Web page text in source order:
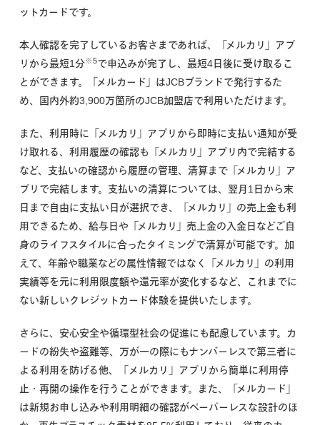
ットカードです。
本人確認を完了しているお客さまであれば、「メルカリ」アプ
リから最短1分※5で申込みが完了し、最短4日後に受け取るこ
とができます。「メルカード」はJCBブランドで発行するた
め、国内外約3,900万箇所のJCB加盟店で利用いただけます。
また、利用時に「メルカリ」アプリから即時に支払い通知が受
け取れる、利用履歴の確認も「メルカリ」アプリ内で完結する
など、支払いの確認から履歴の管理、清算まで「メルカリ」ア
プリで完結します。支払いの清算については、翌月1日から末
日まで自由に支払い日が選択でき、「メルカリ」の売上金も利
用できるため、給与日や「メルカリ」売上金の入金日などご自
身のライフスタイルに合ったタイミングで清算が可能です。加
えて、年齢や職業などの属性情報ではなく「メルカリ」の利用
実績等を元に利用限度額や還元率が変化するなど、これまでに
ない新しいクレジットカード体験を提供いたします。
さらに、安心安全や循環型社会の促進にも配慮しています。カ
ードの紛失や盗難等、万が一の際にもナンバーレスで第三者に
よる利用を防げる他、「メルカリ」アプリから簡単に利用停
止・再開の操作を行うことができます。また、「メルカード」
は新規お申し込みや利用明細の確認がペーパーレスな設計のほ